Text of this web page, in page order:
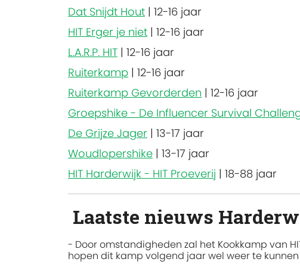
Dat Snijdt Hout | 12-16 jaar
HIT Erger je niet | 12-16 jaar
L.A.R.P. HIT | 12-16 jaar
Ruiterkamp | 12-16 jaar
Ruiterkamp Gevorderden | 12-16 jaar
Groepshike - De Influencer Survival
De Grijze Jager | 13-17 jaar
Woudlopershike | 13-17 jaar
HIT Harderwijk - HIT Proeverij | 18-88 jaar
Laatste nieuws
- Door omstandigheden zal het Kookkamp van
hopen dit kamp volgend jaar wel weer te